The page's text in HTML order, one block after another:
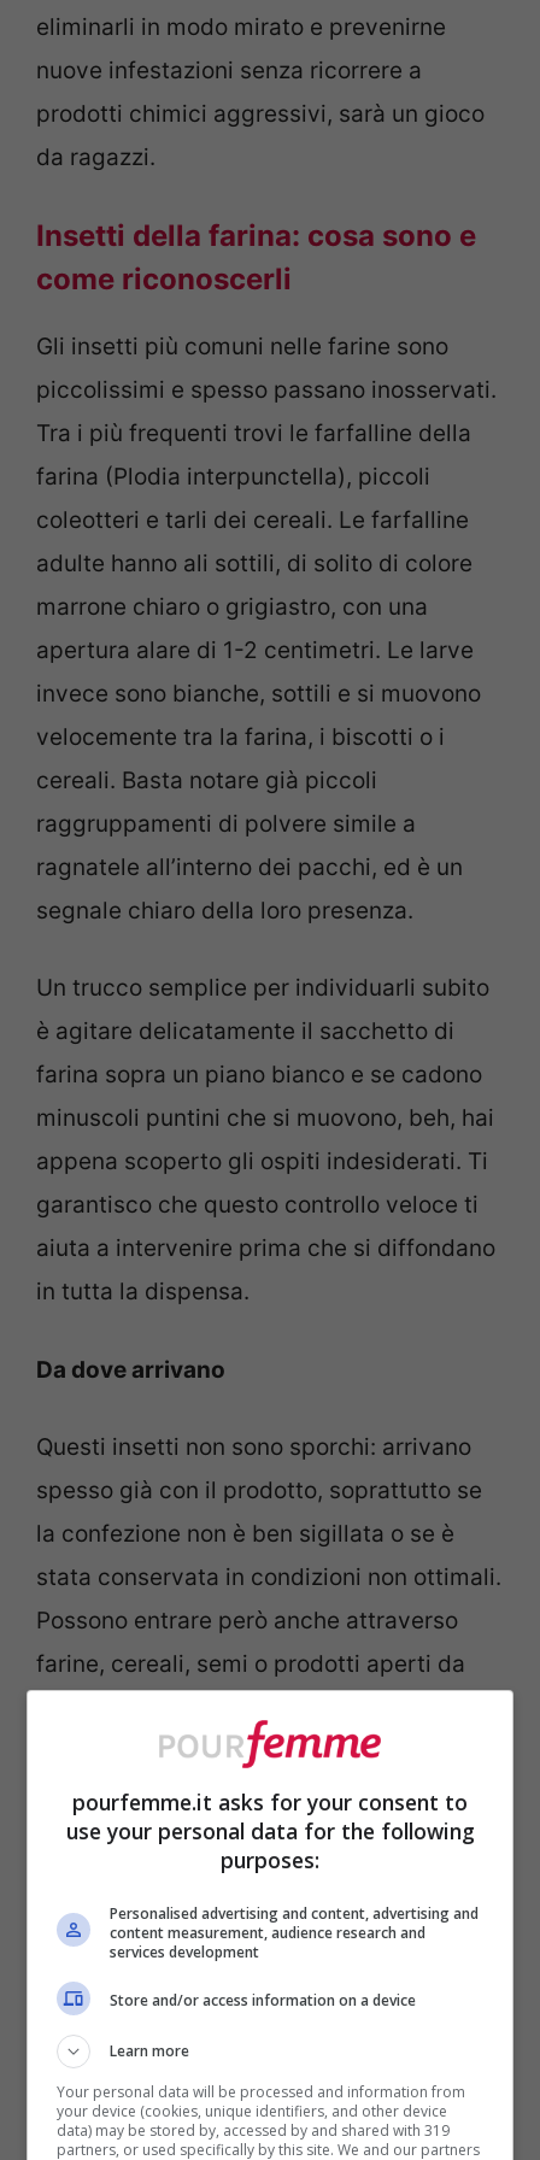
eliminarli in modo mirato e prevenirne
nuove infestazioni senza ricorrere a
prodotti chimici aggressivi, sarà un gioco
da ragazzi.
Insetti della farina: cosa sono e
come riconoscerli
Gli insetti più comuni nelle farine sono
piccolissimi e spesso passano inosservati.
Tra i più frequenti trovi le farfalline della
farina (Plodia interpunctella), piccoli
coleotteri e tarli dei cereali. Le farfalline
adulte hanno ali sottili, di solito di colore
marrone chiaro o grigiastro, con una
apertura alare di 1-2 centimetri. Le larve
invece sono bianche, sottili e si muovono
velocemente tra la farina, i biscotti o i
cereali. Basta notare già piccoli
raggruppamenti di polvere simile a
ragnatele all’interno dei pacchi, ed è un
segnale chiaro della loro presenza.
Un trucco semplice per individuarli subito
è agitare delicatamente il sacchetto di
farina sopra un piano bianco e se cadono
minuscoli puntini che si muovono, beh, hai
appena scoperto gli ospiti indesiderati. Ti
garantisco che questo controllo veloce ti
aiuta a intervenire prima che si diffondano
in tutta la dispensa.
Da dove arrivano
Questi insetti non sono sporchi: arrivano
spesso già con il prodotto, soprattutto se
la confezione non è ben sigillata o se è
stata conservata in condizioni non ottimali.
Possono entrare però anche attraverso
farine, cereali, semi o prodotti aperti da
Come eliminare gli insetti
della farina
Eliminare gli insetti della farina richiede
alcuni passaggi molto semplici, ecco
quindi come procedere passo passo:
Svuota la dispensa: togli tutti i
pacchi e controlla attentamente
pourfemme.it asks for your consent to
use your personal data for the following
purposes:
Personalised advertising and content, advertising and
content measurement, audience research and
services development
Store and/or access information on a device
Learn more
Your personal data will be processed and information from
your device (cookies, unique identifiers, and other device
data) may be stored by, accessed by and shared with 319
partners, or used specifically by this site. We and our partners